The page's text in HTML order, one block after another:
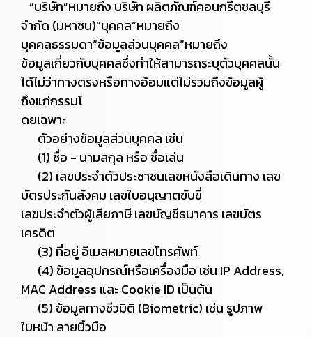
“บริษัท”หมายถึง บริษัท ผลิตภัณฑ์คอนกรีตชลบุรี
จำกัด (มหาชน)“บุคคล”หมายถึง
บุคคลธรรมดา“ข้อมูลส่วนบุคคล”หมายถึง
ข้อมูลเกี่ยวกับบุคคลซึ่งทำให้สามารถระบุตัวบุคคลนั้น
ได้ไม่ว่าทางตรงหรือทางอ้อมแต่ไม่รวมถึงข้อมูลผู้
ถึงแก่กรรมโ
ดยเฉพาะ
ตัวอย่างข้อมูลส่วนบุคคล เช่น
(1) ชื่อ - นามสกุล หรือ ชื่อเล่น
(2) เลขประจำตัวประชาชนเลขหนังสือเดินทาง เลข
บัตรประกันสังคม เลขใบอนุญาตขับขี่
เลขประจำตัวผู้เสียภาษี เลขบัญชีธนาคาร เลขบัตร
เครดิต
(3) ที่อยู่ อีเมลหมายเลขโทรศัพท์
(4) ข้อมูลอุปกรณ์หรือเครื่องมือ เช่น IP Address,
MAC Address และ Cookie ID เป็นต้น
(5) ข้อมูลทางชีวมิติ (Biometric) เช่น รูปภาพ
ใบหน้า ลายนิ้วมือ